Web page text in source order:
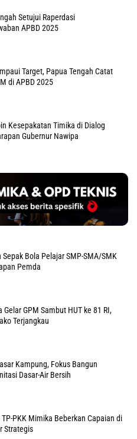
Setujui Raperdasi
APBD 2025
Target, Papua Tengah Catat
di APBD 2025
Kesepakatan Timika di Dialog
Gubernur Nawipa
Sepak Bola Pelajar SMP-SMA/SMK
Pemda
GPM Sambut HUT ke 81 RI,
Terjangkau
Kampung, Fokus Bangun
Dasar-Air Bersih
TP-PKK Mimika Beberkan Capaian di
Strategis